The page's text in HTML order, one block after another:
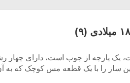
یک پارچه از چوب است، دارای
را با یک قطعه مس کوچک که به آن